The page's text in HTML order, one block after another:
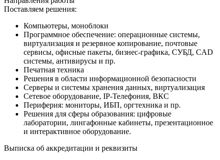
Поставляем решения:
Компьютеры, моноблоки
Программное обеспечение: операционные системы,
виртуализация и резервное копирование, почтовые
сервисы, офисные пакеты, бизнес-графика, СУБД, CAD
системы, антивирусы и пр.
Печатная техника
Решения в области информационной безопасности
Серверы и системы хранения данных, виртуализация
Сетевое оборудование, IP-Телефония, ВКС
Периферия: мониторы, ИБП, оргтехника и пр.
Решения для сферы образования: цифровые
лаборатории, лингафонные кабинеты, презентационное
и интерактивное оборудование.
Выписка об аккредитации и реквизиты